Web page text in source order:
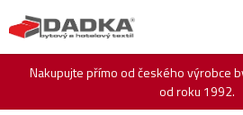
na
obsah
Nakupujte přímo od českého výrobce
od roku 1992.